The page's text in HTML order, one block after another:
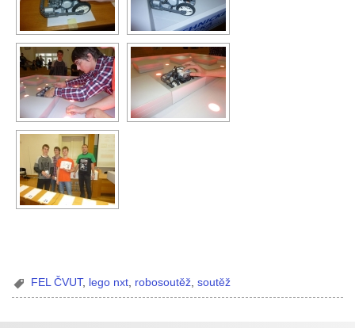
FEL ČVUT, lego nxt robosoutěž ,soutěž